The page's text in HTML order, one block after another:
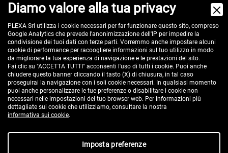
Via dell'Orologio, 103
40037 Sasso Marconi (BO) - ITALY
Tel:+390516517911
Pec:plexa@pec.it
VAT id: IT00582201208
Reg. Imp. BO e C.F. 02485560375
REA 296635 - cap. soc. € 100.000 i.v.
Diamo valore alla tua privacy
PLEXA Srl utilizza i cookie necessari per far funzionare questo sito, compreso
Google Analytics che prevede l'anonimizzazione dell'IP per impedire la
condivisione dei tuoi dati con terze parti. Vorremmo anche impostare alcuni
cookie di performance per racoogliere informazioni sul tuo utilizzo in modo
da migliorare la tua esperienza di navigazione e le prestazioni del sito.
Fai clic su "ACCETTA TUTTI" acconsenti l'uso di tutti i cookie. Puoi anche
chiudere questo banner cliccando il tasto (X) di chiusura, in tal caso
proseguirai la navigazione con i soli cookie necessari. In qualsiasi momento
puoi anche personalizzare le tue preferenze o disabilitare i cookie non
necessari nelle impostazioni del tuo browser web. Per informazioni più
dettagliate sui cookie che utilizziamo, consultare la nostra
informativa sui cookie.
Imposta preferenze